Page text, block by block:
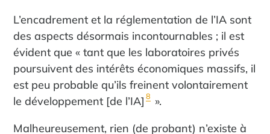
L’encadrement et la réglementation de l’IA sont
des aspects désormais incontournables ; il est
évident que « tant que les laboratoires privés
poursuivent des intérêts économiques massifs, il
est peu probable qu’ils freinent volontairement
le développement [de l’IA] 8 ».
Malheureusement, rien (de probant) n’existe à